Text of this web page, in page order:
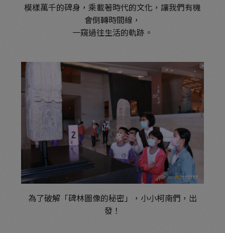
模樣萬千的碑身，乘載著時代的文化， 讓我們有機
會倒轉時間線，
一窺過往生活的軌跡。
為了破解「碑林圖像的秘密」， 小小柯南們，出
發！